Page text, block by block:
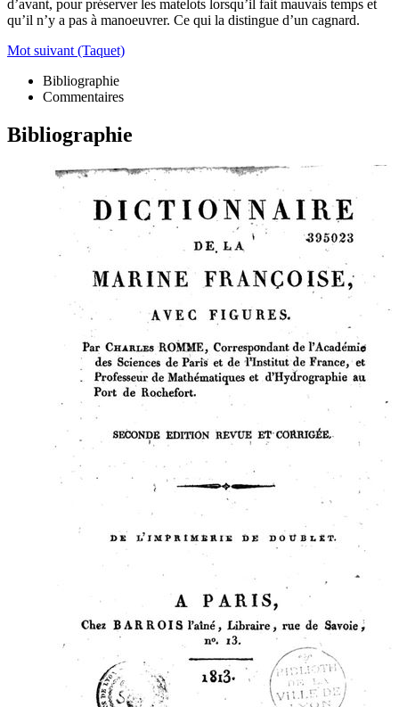
d’avant, pour préserver les matelots lorsqu’il fait mauvais temps et
qu’il n’y a pas à manoeuvrer. Ce qui la distingue d’un cagnard.
Mot suivant (Taquet)
Bibliographie
Commentaires
Bibliographie